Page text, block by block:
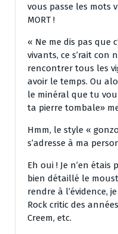
vous passe les mots
MORT !
« Ne me dis pas que
vivants, ce s’rait con
rencontrer tous les
avoir le temps. Ou
le minéral que tu
ta pierre tombale»
Hmm, le style «
s’adresse à ma
Eh oui ! Je n’en étais
bien détaillé le
rendre à l’évidence,
Rock critic des
Creem, etc.